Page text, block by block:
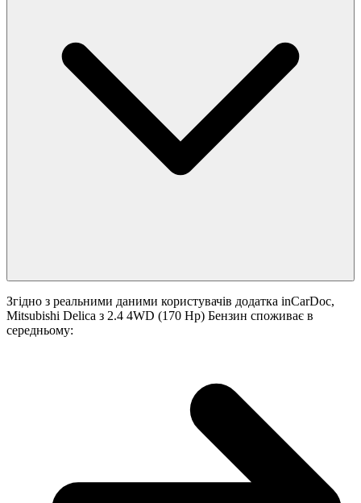
Згідно з реальними даними користувачів додатка inCarDoc,
Mitsubishi Delica з 2.4 4WD (170 Hp) Бензин споживає в
середньому: